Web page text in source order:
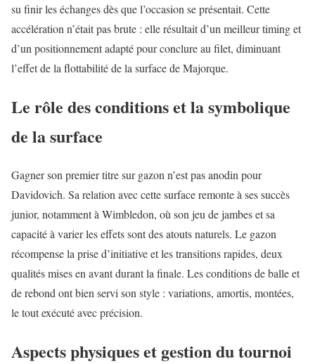
su finir les échanges dès que l’occasion se présentait. Cette
accélération n’était pas brute : elle résultait d’un meilleur timing et
d’un positionnement adapté pour conclure au filet, diminuant
l’effet de la flottabilité de la surface de Majorque.
Le rôle des conditions et la symbolique
de la surface
Gagner son premier titre sur gazon n’est pas anodin pour
Davidovich. Sa relation avec cette surface remonte à ses succès
junior, notamment à Wimbledon, où son jeu de jambes et sa
capacité à varier les effets sont des atouts naturels. Le gazon
récompense la prise d’initiative et les transitions rapides, deux
qualités mises en avant durant la finale. Les conditions de balle et
de rebond ont bien servi son style : variations, amortis, montées,
le tout exécuté avec précision.
Aspects physiques et gestion du tournoi